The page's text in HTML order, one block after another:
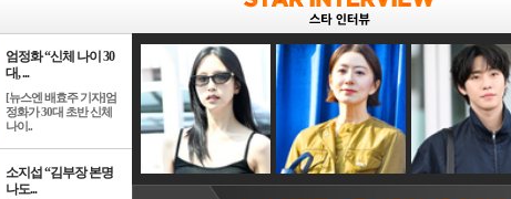
엄정화 “신체 나이 30
대, ...
[뉴스엔 배효주 기자]엄
정화가 30대 초반 신체
나이..
소지섭 “김부장 본명
나도...